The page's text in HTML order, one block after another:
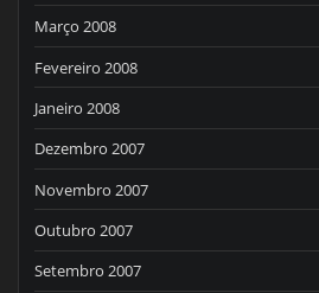
Março 2008
Fevereiro 2008
Janeiro 2008
Dezembro 2007
Novembro 2007
Outubro 2007
Setembro 2007